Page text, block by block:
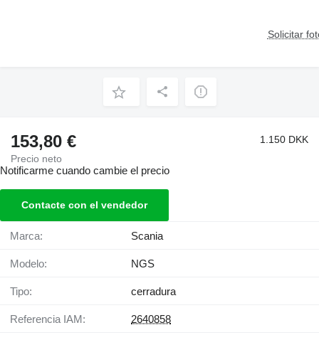
Solicitar
153,80 €
Precio neto
1.150 DKK
Notificarme cuando cambie el precio
Contacte con el vendedor
Marca: Scania
Modelo: NGS
Tipo: cerradura
Referencia IAM: 2640858